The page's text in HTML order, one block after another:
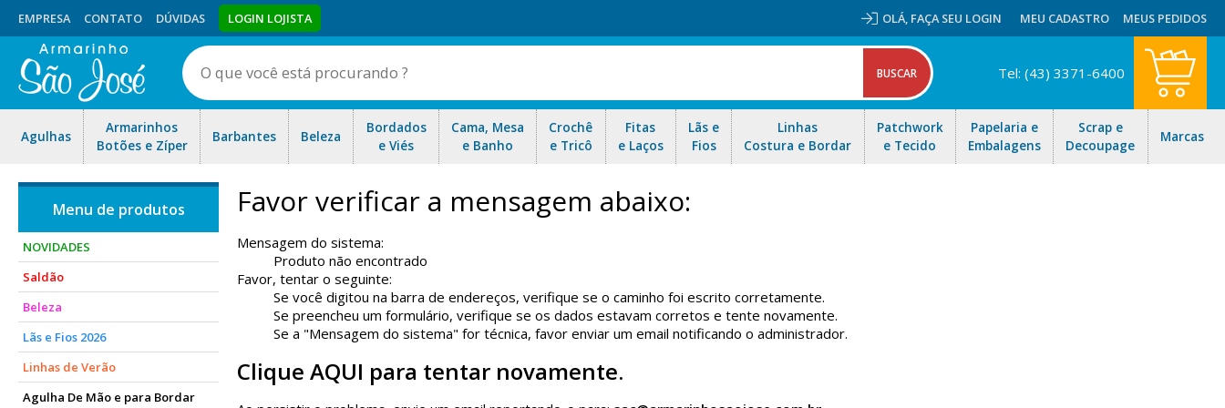
OLÁ, FAÇA SEU LOGIN
EMPRESA CONTATO DÚVIDAS LOGIN LOJISTA MEU CADASTRO MEUS PEDIDOS
Agulhas
Armarinhos
Botões e Zíper
Barbantes Beleza
Bordados
e Viés
Cama, Mesa
e Banho
Crochê
e Tricô
Fitas
e Laços
Lãs e
Fios
Linhas
Costura e Bordar
Patchwork
e Tecido
Papelaria e
Embalagens
Scrap e
Decoupage
Marcas
Tel: (43) 3371-6400
NOVIDADES
Saldão
Beleza
Lãs e Fios 2026
Linhas de Verão
Agulha De Mão e para Bordar
Favor verificar a mensagem abaixo:
Mensagem do sistema:
Produto não encontrado
Favor, tentar o seguinte:
Se você digitou na barra de endereços, verifique se o caminho foi escrito corretamente.
Se preencheu um formulário, verifique se os dados estavam corretos e tente novamente.
Se a "Mensagem do sistema" for técnica, favor enviar um email notificando o administrador.
Clique AQUI para tentar novamente.